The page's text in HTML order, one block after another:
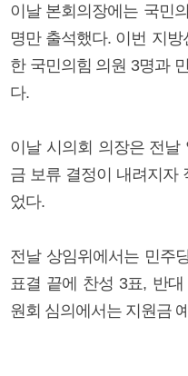
이날 본회의장에는 국민
명만 출석했다. 이번 지
한 국민의힘 의원 3명과
다.
이날 시의회 의장은 전날
금 보류 결정이 내려지자
었다.
전날 상임위에서는 민주
표결 끝에 찬성 3표, 반
원회 심의에서는 지원금